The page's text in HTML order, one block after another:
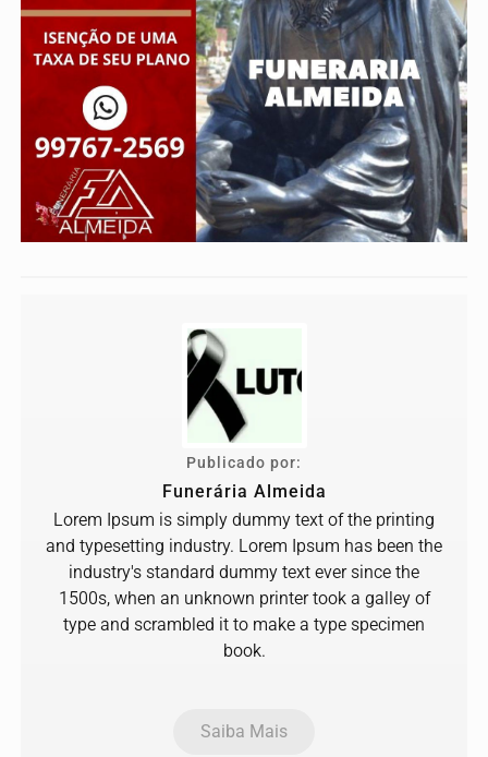
Publicado por:
Funerária Almeida
Lorem Ipsum is simply dummy text of the printing
and typesetting industry. Lorem Ipsum has been the
industry's standard dummy text ever since the
1500s, when an unknown printer took a galley of
type and scrambled it to make a type specimen
book.
Saiba Mais